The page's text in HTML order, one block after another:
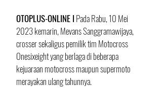
OTOPLUS-ONLINE I Pada Rabu, 10 Mei
2023 kemarin, Mevans Sanggramawijaya,
crosser sekaligus pemilik tim Motocross
Onesixeight yang berlaga di beberapa
kejuaraan motocross maupun supermoto
merayakan ulang tahunnya.